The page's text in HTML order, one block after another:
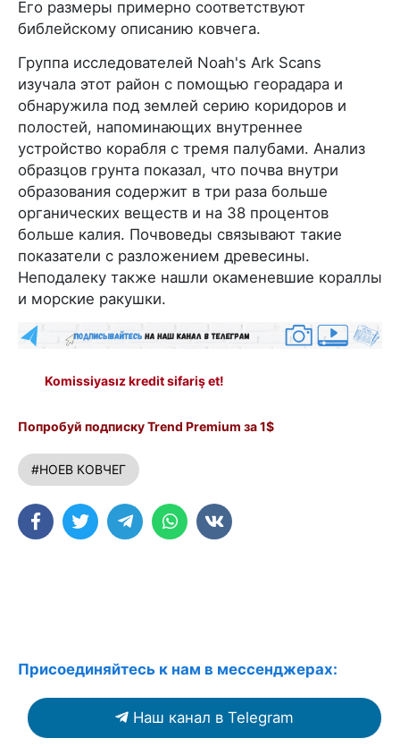
Его размеры примерно соответствуют
библейскому описанию ковчега.
Группа исследователей Noah's Ark Scans
изучала этот район с помощью георадара и
обнаружила под землей серию коридоров и
полостей, напоминающих внутреннее
устройство корабля с тремя палубами. Анализ
образцов грунта показал, что почва внутри
образования содержит в три раза больше
органических веществ и на 38 процентов
больше калия. Почвоведы связывают такие
показатели с разложением древесины.
Неподалеку также нашли окаменевшие кораллы
и морские ракушки.
Komissiyasız kredit sifariş et!
Попробуй подписку Trend Premium за 1$
#НОЕВ КОВЧЕГ
Присоединяйтесь к нам в мессенджерах:
Наш канал в Telegram